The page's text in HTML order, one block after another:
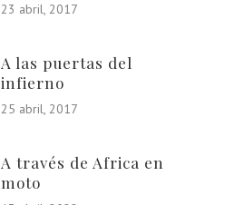
23 abril, 2017
A las puertas del
infierno
25 abril, 2017
A través de Africa en
moto